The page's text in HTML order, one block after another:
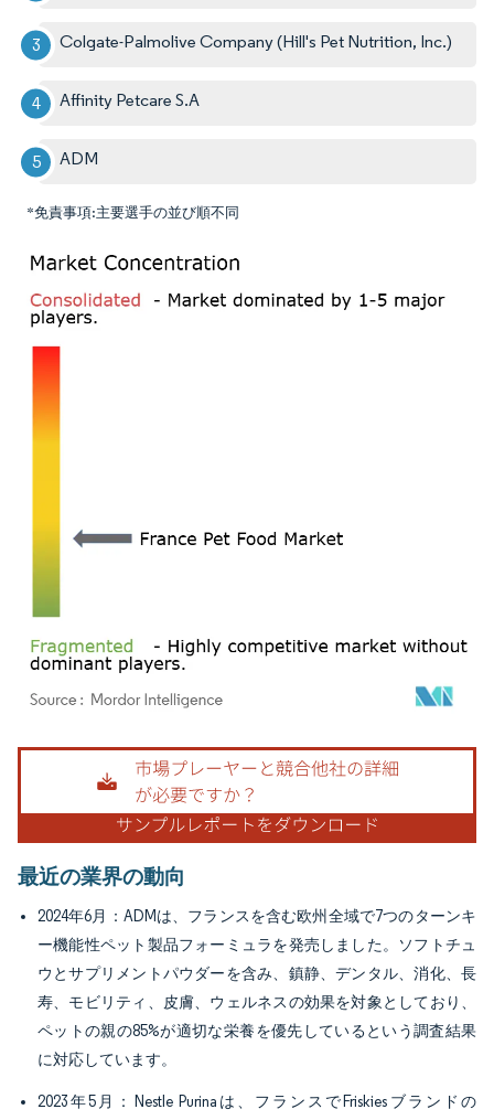
Colgate-Palmolive Company (Hill's Pet Nutrition, Inc.)
Affinity Petcare S.A
ADM
*免責事項:主要選手の並び順不同
画像 © Mordor Intelligence。再利用にはCC BY 4.0の表示が必要です。
最近の業界の動向
2024年6月：ADMは、フランスを含む欧州全域で7つのターンキ
ー機能性ペット製品フォーミュラを発売しました。ソフトチュ
ウとサプリメントパウダーを含み、鎮静、デンタル、消化、長
寿、モビリティ、皮膚、ウェルネスの効果を対象としており、
ペットの親の85%が適切な栄養を優先しているという調査結果
に対応しています。
2023年5月：Nestle Purinaは、フランスでFriskiesブランドの